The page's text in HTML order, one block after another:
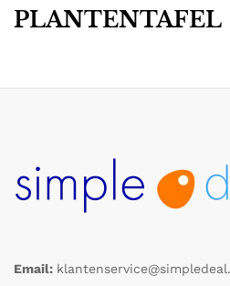
PLANTENTAFEL
Email: